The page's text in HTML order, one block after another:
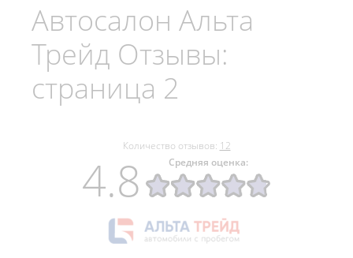
Автосалон Альта
Трейд Отзывы:
страница 2
Количество отзывов: 12
Средняя оценка:
4.8